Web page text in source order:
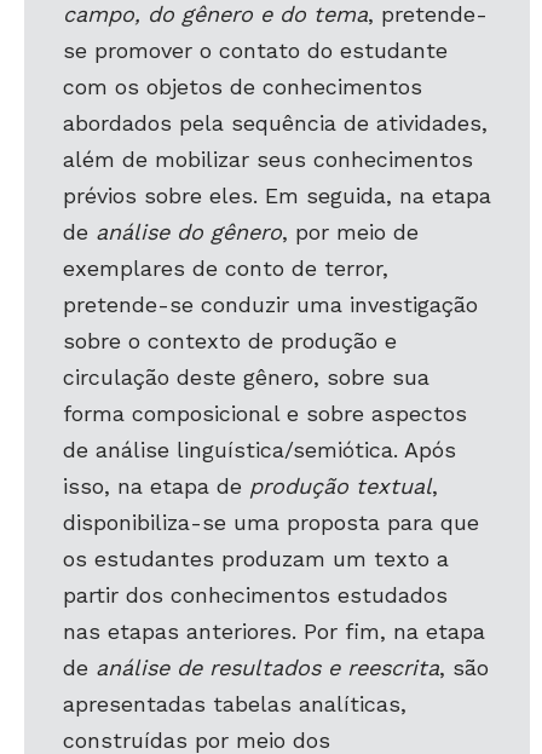
campo, do gênero e do tema, pretende-
se promover o contato do estudante
com os objetos de conhecimentos
abordados pela sequência de atividades,
além de mobilizar seus conhecimentos
prévios sobre eles. Em seguida, na etapa
de análise do gênero, por meio de
exemplares de conto de terror,
pretende-se conduzir uma investigação
sobre o contexto de produção e
circulação deste gênero, sobre sua
forma composicional e sobre aspectos
de análise linguística/semiótica. Após
isso, na etapa de produção textual,
disponibiliza-se uma proposta para que
os estudantes produzam um texto a
partir dos conhecimentos estudados
nas etapas anteriores. Por fim, na etapa
de análise de resultados e reescrita, são
apresentadas tabelas analíticas,
construídas por meio dos